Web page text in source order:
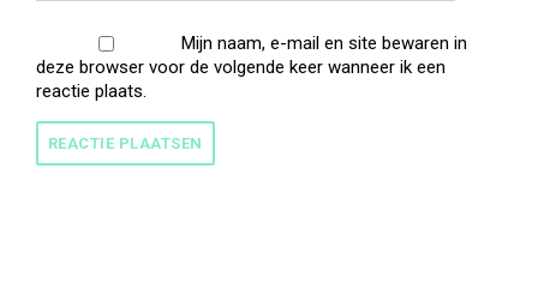
Mijn naam, e-mail en site bewaren in
deze browser voor de volgende keer wanneer ik een
reactie plaats.